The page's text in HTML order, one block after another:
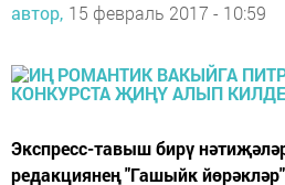
автор, 15 февраль 2017 - 10:59
Экспресс-тавыш бирү
редакциянең "Гашыйк